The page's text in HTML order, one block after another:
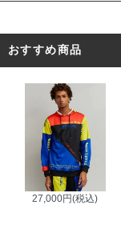
おすすめ商品
27,000円(税込)